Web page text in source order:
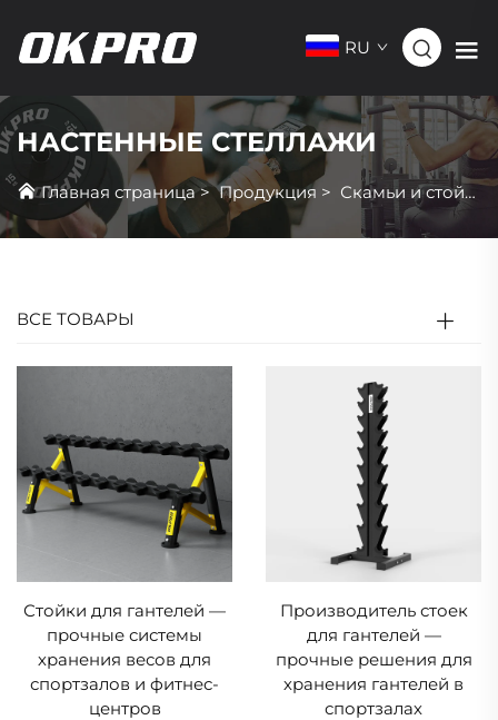
RU
НАСТЕННЫЕ СТЕЛЛАЖИ
Главная страница>Продукция > Скамьи и стойки
ВСЕ ТОВАРЫ
Стойки для гантелей —
прочные системы
хранения весов для
спортзалов и фитнес-
центров
Производитель стоек
для гантелей —
прочные решения для
хранения гантелей в
спортзалах